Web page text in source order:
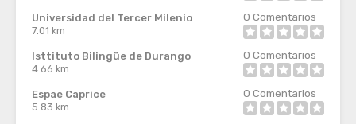
Universidad del Tercer Milenio
7.01 km
0 Comentarios
Isttituto Bilingüe de Durango
4.66 km
0 Comentarios
Espae Caprice
5.83 km
0 Comentarios